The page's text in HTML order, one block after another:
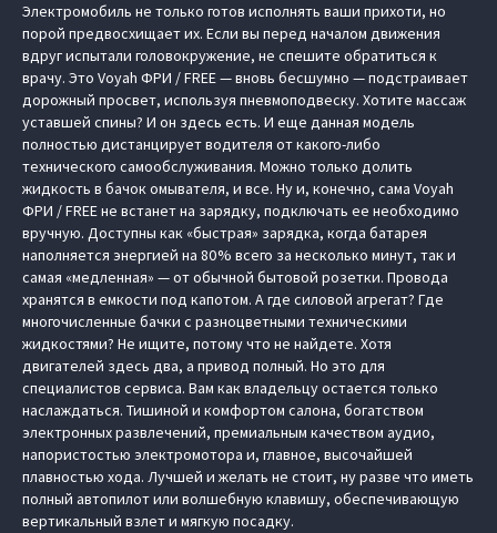
Электромобиль не только готов исполнять ваши прихоти, но
порой предвосхищает их. Если вы перед началом движения
вдруг испытали головокружение, не спешите обратиться к
врачу. Это Voyah ФРИ / FREE — вновь бесшумно — подстраивает
дорожный просвет, используя пневмоподвеску. Хотите массаж
уставшей спины? И он здесь есть. И еще данная модель
полностью дистанцирует водителя от какого-либо
технического самообслуживания. Можно только долить
жидкость в бачок омывателя, и все. Ну и, конечно, сама Voyah
ФРИ / FREE не встанет на зарядку, подключать ее необходимо
вручную. Доступны как «быстрая» зарядка, когда батарея
наполняется энергией на 80 % всего за несколько минут, так и
самая «медленная» — от обычной бытовой розетки. Провода
хранятся в емкости под капотом. А где силовой агрегат? Где
многочисленные бачки с разноцветными техническими
жидкостями? Не ищите, потому что не найдете. Хотя
двигателей здесь два, а привод полный. Но это для
специалистов сервиса. Вам как владельцу остается только
наслаждаться. Тишиной и комфортом салона, богатством
электронных развлечений, премиальным качеством аудио,
напористостью электромотора и, главное, высочайшей
плавностью хода. Лучшей и желать не стоит, ну разве что иметь
полный автопилот или волшебную клавишу, обеспечивающую
вертикальный взлет и мягкую посадку.